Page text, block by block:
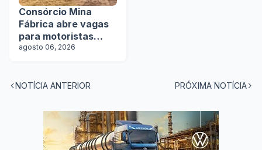
Consórcio Mina
Fábrica abre vagas
para motoristas
categoria D
agosto 06, 2026
NOTÍCIA ANTERIOR PRÓXIMA NOTÍCIA